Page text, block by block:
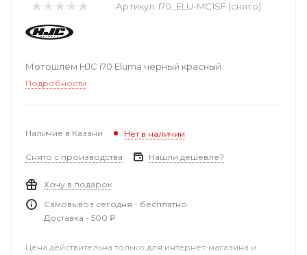
Артикул: I70_ELU-MC1SF (снято)
Мотошлем HJC i70 Eluma черный красный
Подробности
Наличие в Казани Нет в наличии
Снято с производства Нашли дешевле?
Хочу в подарок
Самовывоз сегодня - бесплатно
Доставка - 500 ₽
Цена действительна только для интернет-магазина и